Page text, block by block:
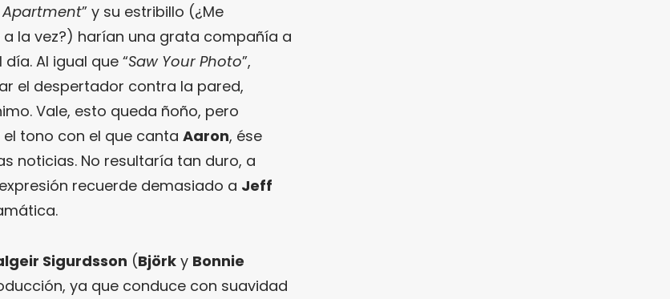
Apartment” y su estribillo (¿Me
la vez?) harían una grata compañía a
Al igual que “Saw Your Photo”,
el despertador contra la pared,
Vale, esto queda ñoño, pero
tono con el que canta Aaron, ése
noticias. No resultaría tan duro, a
recuerde demasiado a Jeff
Sigurdsson (Björk y Bonnie
ya que conduce con suavidad